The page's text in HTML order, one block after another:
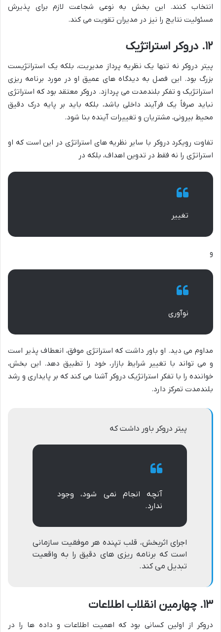
انتخاب کنند. این بخش به نوعی شجاعت لازم برای پذیرش
مسئولیت نتایج را نیز در مدیران تقویت می کند.
۱۲. دروکر استراتژیک
پیتر دروکر نه تنها یک نظریه پرداز مدیریت، بلکه یک استراتژیست
بزرگ بود. این فصل به دیدگاه های عمیق او در مورد برنامه ریزی
استراتژیک و تفکر بلندمدت می پردازد. دروکر معتقد بود که استراتژی
نباید صرفاً یک فرآیند داخلی باشد، بلکه باید بر پایه درک دقیق
محیط بیرونی، مشتریان و تغییرات آینده بنا شود.
تفاوت رویکرد دروکر با سایر نظریه های استراتژی در این است که او
استراتژی را نه فقط در تدوین اهداف، بلکه در
تغییر
و
نوآوری
مداوم می دید. او باور داشت که استراتژی موفق، انعطاف پذیر است
و می تواند با تغییر شرایط بازار، خود را تطبیق دهد. این بخش،
خواننده را با تفکر استراتژیک دروکر آشنا می کند که بر پایداری و رشد
بلندمدت تمرکز دارد.
پیتر دروکر باور داشت که
آنچه انجام نمی شود، وجود
ندارد.
اجرای اثربخش، قلب تپنده هر موفقیت سازمانی
است که برنامه ریزی های دقیق را به واقعیت
تبدیل می کند.
۱۳. چهارمین انقلاب اطلاعات
دروکر از اولین کسانی بود که اهمیت اطلاعات و داده ها را در